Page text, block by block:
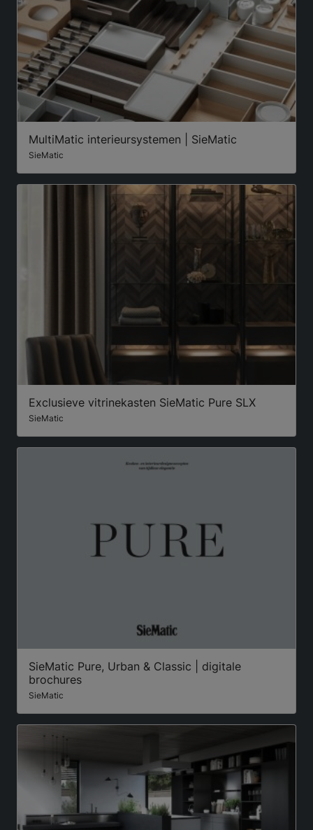
MultiMatic interieursystemen | SieMatic
SieMatic
Exclusieve vitrinekasten SieMatic Pure SLX
SieMatic
SieMatic Pure, Urban & Classic | digitale
brochures
SieMatic